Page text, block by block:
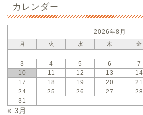
カレンダー
2026年8月
月
火 水 木 金
3
4 5 6 7
10
11 12 13 14
17
18 19 20 21
24
25 26 27 28
31
« 3月